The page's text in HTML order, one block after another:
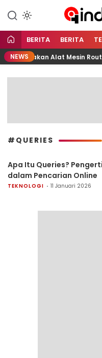
BERITA BERITA
NEWS Alat Mesin Router
#QUERIES
Apa Itu Queries?
dalam Pencarian Online
TEKNOLOGI 11 Januari 2026